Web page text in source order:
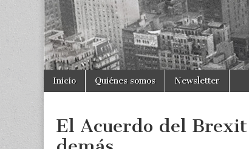
Main
menu
Skip
Inicio Quiénes somos Newsletter
El Acuerdo del